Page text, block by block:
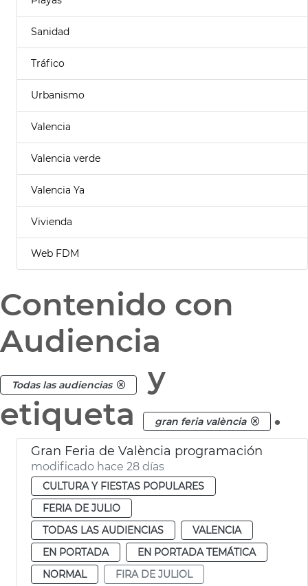
Sanidad
Tráfico
Urbanismo
Valencia
Valencia verde
Valencia Ya
Vivienda
Web FDM
Contenido con
Audiencia
Todas las audiencias
y
etiqueta
gran feria valència .
Gran Feria de València programación
modificado hace 28 días
CULTURA Y FIESTAS POPULARES
FERIA DE JULIO
TODAS LAS AUDIENCIAS
VALENCIA
EN PORTADA
EN PORTADA TEMÁTICA
NORMAL
FIRA DE JULIOL